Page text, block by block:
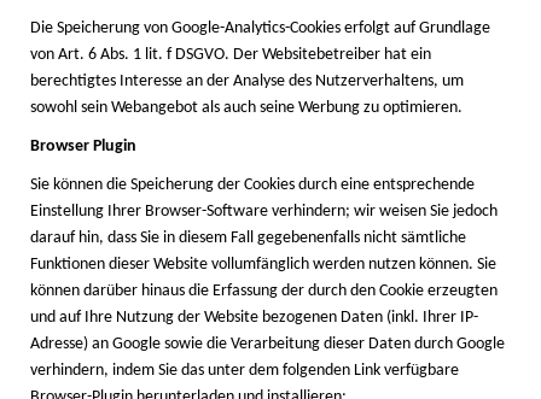
Die Speicherung von Google-Analytics-Cookies erfolgt auf Grundlage
von Art. 6 Abs. 1 lit. f DSGVO. Der Websitebetreiber hat ein
berechtigtes Interesse an der Analyse des Nutzerverhaltens, um
sowohl sein Webangebot als auch seine Werbung zu optimieren.
Browser Plugin
Sie können die Speicherung der Cookies durch eine entsprechende
Einstellung Ihrer Browser-Software verhindern; wir weisen Sie jedoch
darauf hin, dass Sie in diesem Fall gegebenenfalls nicht sämtliche
Funktionen dieser Website vollumfänglich werden nutzen können. Sie
können darüber hinaus die Erfassung der durch den Cookie erzeugten
und auf Ihre Nutzung der Website bezogenen Daten (inkl. Ihrer IP-
Adresse) an Google sowie die Verarbeitung dieser Daten durch Google
verhindern, indem Sie das unter dem folgenden Link verfügbare